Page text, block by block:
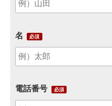
名
電話番号